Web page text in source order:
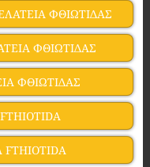
ΦΘΙΩΤΙΔΑΣ
ΦΘΙΩΤΙΔΑΣ
ΦΘΙΩΤΙΔΑΣ
FTHIOTIDA